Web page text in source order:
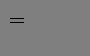
Open Menu